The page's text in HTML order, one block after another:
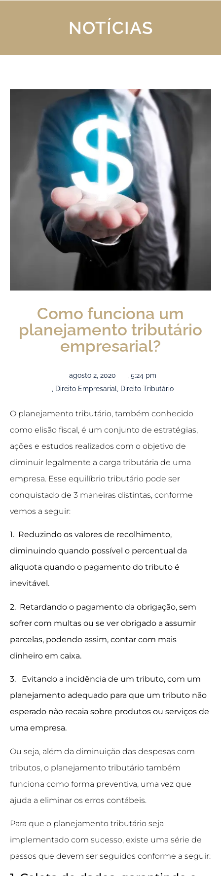
NOTÍCIAS
Como funciona um
planejamento tributário
empresarial?
agosto 2, 2020
5:24 pm
Direito Empresarial Direito Tributário
O planejamento tributário, também conhecido
como elisão fiscal, é um conjunto de estratégias,
ações e estudos realizados com o objetivo de
diminuir legalmente a carga tributária de uma
empresa. Esse equilíbrio tributário pode ser
conquistado de 3 maneiras distintas, conforme
vemos a seguir:
1. Reduzindo os valores de recolhimento,
diminuindo quando possível o percentual da
alíquota quando o pagamento do tributo é
inevitável.
2. Retardando o pagamento da obrigação, sem
sofrer com multas ou se ver obrigado a assumir
parcelas, podendo assim, contar com mais
dinheiro em caixa.
3. Evitando a incidência de um tributo, com um
planejamento adequado para que um tributo não
esperado não recaia sobre produtos ou serviços de
uma empresa.
Ou seja, além da diminuição das despesas com
tributos, o planejamento tributário também
funciona como forma preventiva, uma vez que
ajuda a eliminar os erros contábeis.
Para que o planejamento tributário seja
implementado com sucesso, existe uma série de
passos que devem ser seguidos conforme a seguir: